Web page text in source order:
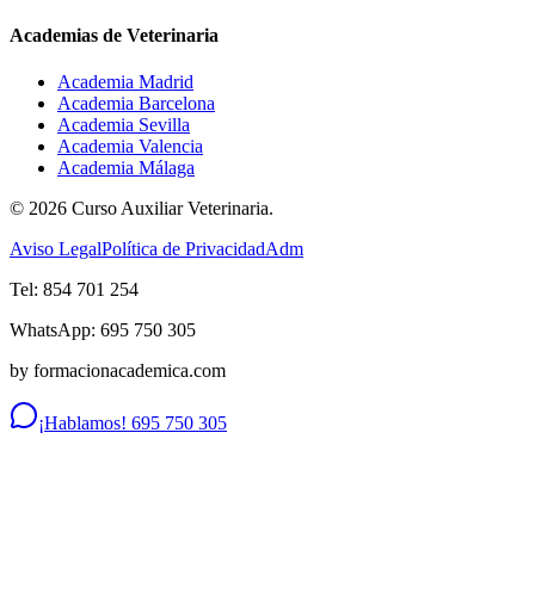
Academias de Veterinaria
Academia Madrid
Academia Barcelona
Academia Sevilla
Academia Valencia
Academia Málaga
© 2026 Curso Auxiliar Veterinaria.
Aviso LegalPolítica de PrivacidadAdm
Tel: 854 701 254
WhatsApp: 695 750 305
by formacionacademica.com
¡Hablamos! 695 750 305